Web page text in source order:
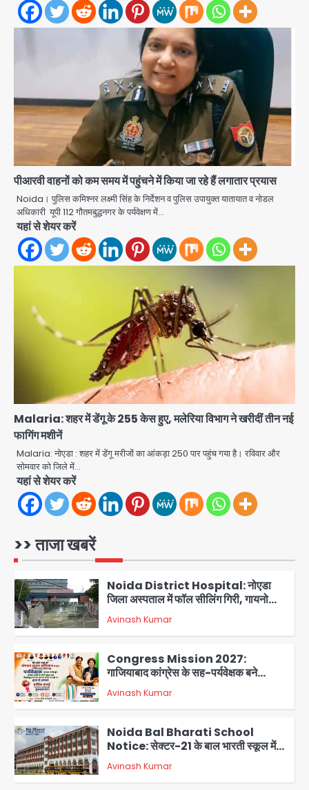
पीआरवी वाहनों को कम समय में पहुंचने में किया जा रहे हैं लगातार प्रयास
Noida। पुलिस कमिश्नर लक्ष्मी सिंह के निर्देशन व पुलिस उपायुक्त यातायात व नोडल
अधिकारी यूपी 112 गौतमबुद्धनगर के पर्यवेक्षण में…
यहां से शेयर करें
Malaria: शहर में डेंगू के 255 केस हुए, मलेरिया विभाग ने खरीदीं तीन नई
फागिंग मशीनें
Malaria: नोएडा : शहर में डेंगू मरीजों का आंकड़ा 250 पार पहुंच गया है। रविवार और
सोमवार को जिले में…
यहां से शेयर करें
>> ताजा खबरें
2
Noida District Hospital: नोएडा
जिला अस्पताल में फॉल सीलिंग गिरी, गायनो
OT गैलरी में बड़ा हादसा टला; मरीजों की सुरक्षा
पर उठे सवाल
Avinash Kumar
3
गाजियाबाद कांग्रेस के सह-पर्यवेक्षक बने
सतेन्द्र शर्मा, गौतमबुद्धनगर नेताओं ने जताया
आभार
Avinash Kumar
4
Noida Bal Bharati School
Notice: सेक्टर-21 के बाल भारती स्कूल में
बिना खिड़की-वेंटिलेशन बेसमेंट में चल रही थी
8वीं की क्लास, NCPCR की शिकायत पर
भेजा नोटिस
Avinash Kumar
5
Rahul Gandhi Prayagraj Visit:
राहुल गांधी प्रयागराज पहुंचे, साथ में प्रियंका की
बेटी मिराया; केपी ग्राउंड में छात्रों से संवाद,
सिर्फ 5 हजार मौजूद
Avinash Kumar
1
Noida Sector 105: हाई कोर्ट जज व पूर्व
कैबिनेट सेक्रेटरी ने बच्चों संग चलाया सफाई
2
Noida District Hospital: नोएडा
पर उठे सवाल
3
Congress Mission 2027:
गाजियाबाद कांग्रेस के सह-पर्यवेक्षक बने
सतेन्द्र शर्मा, गौतमबुद्धनगर नेताओं ने जताया
आभार
Avinash Kumar
4
Noida Bal Bharati School
Notice: सेक्टर-21 के बाल भारती स्कूल में
बिना खिड़की-वेंटिलेशन बेसमेंट में चल रही थी
8वीं की क्लास, NCPCR की शिकायत पर
Avinash Kumar
5
Rahul Gandhi Prayagraj Visit:
राहुल गांधी प्रयागराज पहुंचे, साथ में प्रियंका की
बेटी मिराया; केपी ग्राउंड में छात्रों से संवाद,
सिर्फ 5 हजार मौजूद
Avinash Kumar